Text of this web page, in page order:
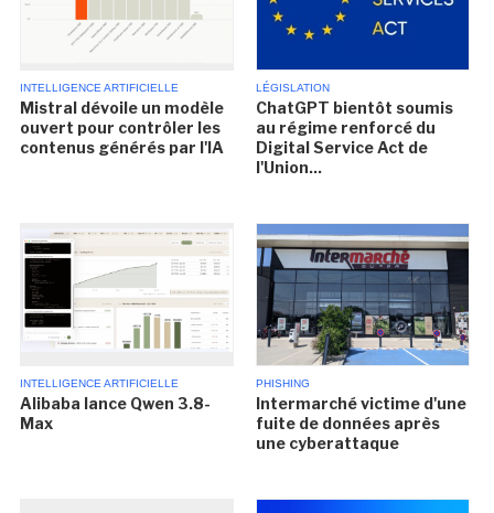
INTELLIGENCE ARTIFICIELLE
Mistral dévoile un modèle
ouvert pour contrôler les
contenus générés par l'IA
LÉGISLATION
ChatGPT bientôt soumis
au régime renforcé du
Digital Service Act de
l'Union...
INTELLIGENCE ARTIFICIELLE
Alibaba lance Qwen 3.8-
Max
PHISHING
Intermarché victime d'une
fuite de données après
une cyberattaque